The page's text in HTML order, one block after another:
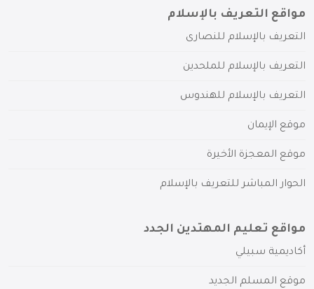
مواقع التعريف بالإسلام
التعريف بالإسلام للنصارى
التعريف بالإسلام للملحدين
التعريف بالإسلام للهندوس
موقع الإيمان
موقع المعجزة الأخيرة
الحوار المباشر للتعريف بالإسلام
مواقع تعليم المهتدين الجدد
أكاديمية سبيلي
موقع المسلم الجديد